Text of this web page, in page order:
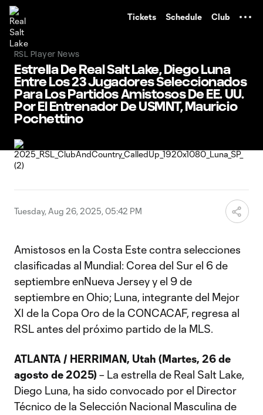
Tickets Schedule Club
RSL Player News
Estrella De Real Salt Lake, Diego Luna
Entre Los 23 Jugadores Seleccionados
Para Los Partidos Amistosos De EE. UU.
Por El Entrenador De USMNT, Mauricio
Pochettino
Tuesday, Aug 26, 2025, 05:42 PM
Amistosos en la Costa Este contra selecciones
clasificadas al Mundial: Corea del Sur el 6 de
septiembre enNueva Jersey y el 9 de
septiembre en Ohio; Luna, integrante del Mejor
XI de la Copa Oro de la CONCACAF, regresa al
RSL antes del próximo partido de la MLS.
ATLANTA / HERRIMAN, Utah (Martes, 26 de
agosto de 2025) – La estrella de Real Salt Lake,
Diego Luna, ha sido convocado por el Director
Técnico de la Selección Nacional Masculina de